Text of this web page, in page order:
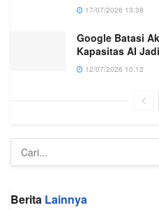
17/07/2026 13:38
Google Batasi
Kapasitas AI
12/07/2026 10:12
Berita Lainnya